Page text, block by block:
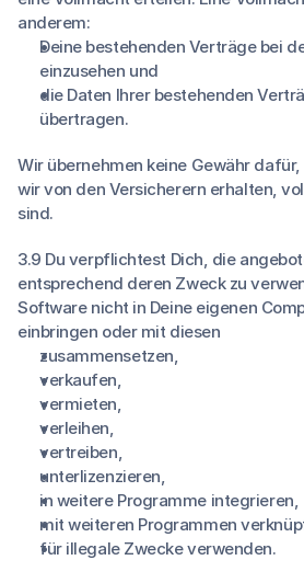
anderem:
Deine bestehenden Verträge bei
einzusehen und
die Daten Ihrer bestehenden
übertragen.
Wir übernehmen keine Gewähr
wir von den Versicherern erhalten,
sind.
3.9 Du verpflichtest Dich, die
entsprechend deren Zweck zu
Software nicht in Deine eigenen
einbringen oder mit diesen
zusammensetzen,
verkaufen,
vermieten,
verleihen,
vertreiben,
unterlizenzieren,
in weitere Programme integrieren,
mit weiteren Programmen
für illegale Zwecke verwenden.